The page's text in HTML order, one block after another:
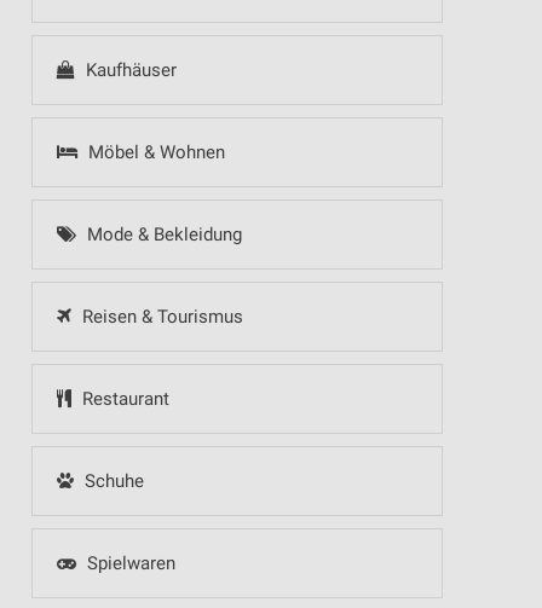
Kaufhäuser
Möbel & Wohnen
Mode & Bekleidung
Reisen & Tourismus
Restaurant
Schuhe
Spielwaren